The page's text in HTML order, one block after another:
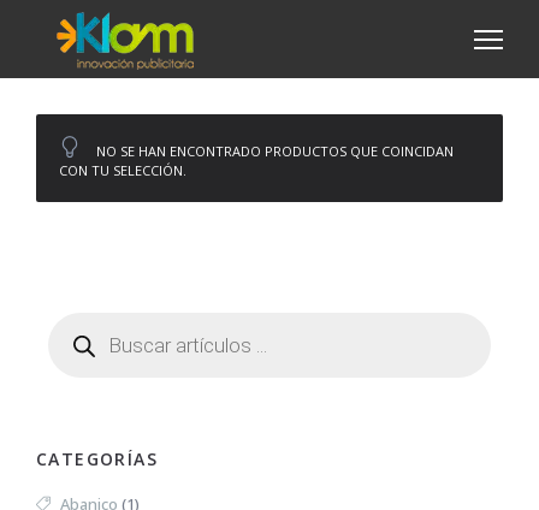
NO SE HAN ENCONTRADO PRODUCTOS QUE COINCIDAN
CON TU SELECCIÓN.
CATEGORÍAS
Abanico (1)